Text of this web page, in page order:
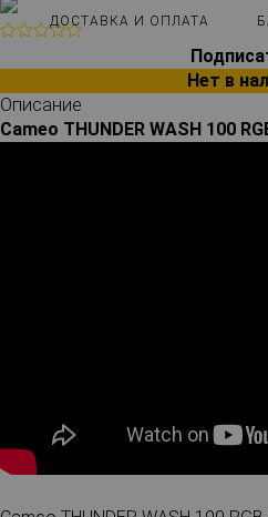
ДОСТАВКА И ОПЛАТА
Нет в
Описание
Cameo THUNDER WASH 100